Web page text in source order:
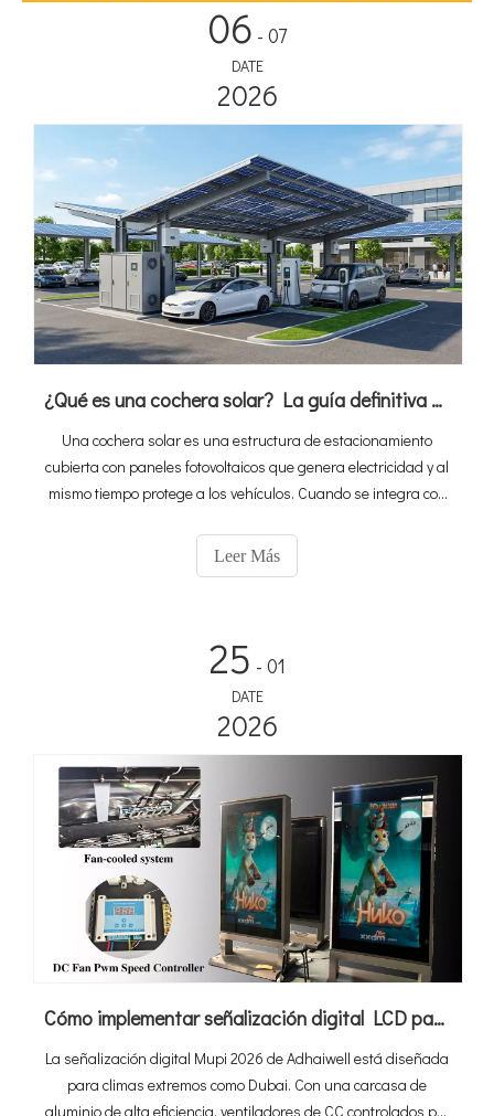
06 - 07
DATE
2026
¿Qué es una cochera solar? La guía definitiva para la integración de carga fotovoltaica, almacenamiento y vehículos eléctricos
Una cochera solar es una estructura de estacionamiento
cubierta con paneles fotovoltaicos que genera electricidad y al
mismo tiempo protege a los vehículos. Cuando se integra con
vehículos eléctricos, se convierte en un ecosistema completo
de 'carga de almacenamiento solar' que convierte el espacio
vehículos eléctricos que alcanzarán los 20 millones en 2025 y
que se prevé que el mercado de garajes solares crezca a una
tasa compuesta anual del 10,6% hasta los 2.670 millones de
dólares para 2034, las soluciones integradas se están
convirtiendo rápidamente en el estándar para la
infraestructura de carga pública y comercial.
Leer Más
25 - 01
DATE
2026
Cómo implementar señalización digital LCD para exteriores de alto rendimiento en el calor extremo de 60°C de Dubai
La señalización digital Mupi 2026 de Adhaiwell está diseñada
para climas extremos como Dubai. Con una carcasa de
aluminio de alta eficiencia, ventiladores de CC controlados por